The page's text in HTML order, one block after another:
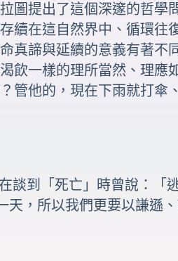
圖提出了這個深邃的哲學
續在這自然界中、循環往
真諦與延續的意義有著不
飲一樣的理所當然、理應
管他的，現在下雨就打傘
在談到「死亡」時曾說：
，所以我們更要以謙遜